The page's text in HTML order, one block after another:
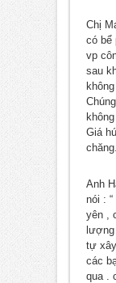
Chị
có bể
vp
sau
Giá
chăng.
Anh
nói :
yên ,
lượng
tự
các
qua .